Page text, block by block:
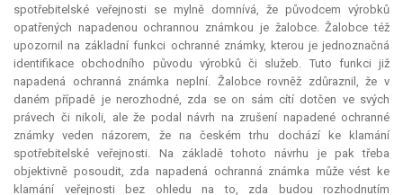
spotřebitelské veřejnosti se mylně domnívá, že původcem výrobků
opatřených napadenou ochrannou známkou je žalobce. Žalobce též
upozornil na základní funkci ochranné známky, kterou je jednoznačná
identifikace obchodního původu výrobků či služeb. Tuto funkci již
napadená ochranná známka neplní. Žalobce rovněž zdůraznil, že v
daném případě je nerozhodné, zda se on sám cítí dotčen ve svých
právech či nikoli, ale že podal návrh na zrušení napadené ochranné
známky veden názorem, že na českém trhu dochází ke klamání
spotřebitelské veřejnosti. Na základě tohoto návrhu je pak třeba
objektivně posoudit, zda napadená ochranná známka může vést ke
klamání veřejnosti bez ohledu na to, zda budou rozhodnutím